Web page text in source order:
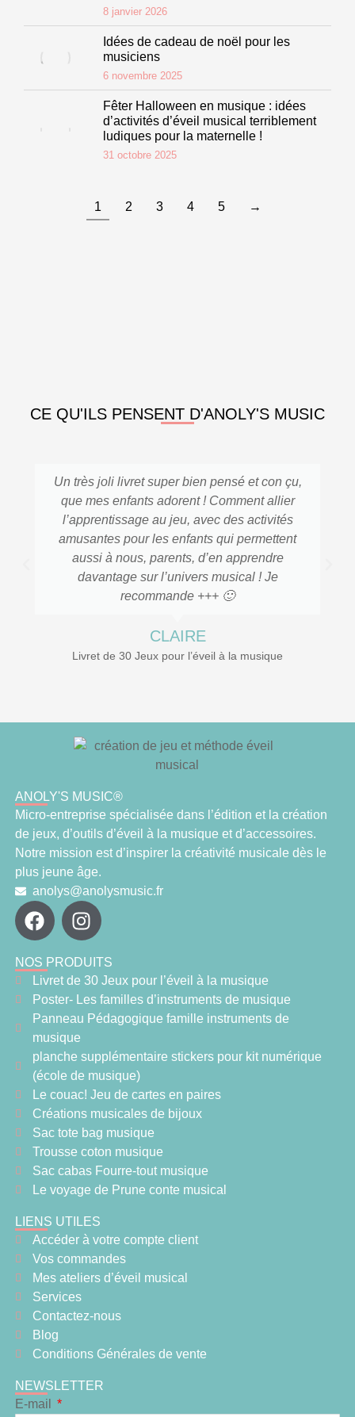
8 janvier 2026
Idées de cadeau de noël pour les
musiciens
6 novembre 2025
Fêter Halloween en musique : idées
d’activités d’éveil musical terriblement
ludiques pour la maternelle !
31 octobre 2025
1 2 3 4 5 →
CE QU'ILS PENSENT D'ANOLY'S MUSIC
Un très joli livret super bien pensé et con çu,
que mes enfants adorent ! Comment allier
l’apprentissage au jeu, avec des activités
amusantes pour les enfants qui permettent
aussi à nous, parents, d’en apprendre
davantage sur l’univers musical ! Je
recommande +++ 🙂
CLAIRE
Livret de 30 Jeux pour l’éveil à la musique
ANOLY'S MUSIC®
Micro-entreprise spécialisée dans l’édition et la création
de jeux, d’outils d’éveil à la musique et d’accessoires.
Notre mission est d’inspirer la créativité musicale dès le
plus jeune âge.
anolys@anolysmusic.fr
NOS PRODUITS
Livret de 30 Jeux pour l’éveil à la musique
Poster- Les familles d’instruments de musique
Panneau Pédagogique famille instruments de
musique
planche supplémentaire stickers pour kit numérique
(école de musique)
Le couac! Jeu de cartes en paires
Créations musicales de bijoux
Sac tote bag musique
Trousse coton musique
Sac cabas Fourre-tout musique
Le voyage de Prune conte musical
LIENS UTILES
Accéder à votre compte client
Vos commandes
Mes ateliers d’éveil musical
Services
Contactez-nous
Blog
Conditions Générales de vente
NEWSLETTER
E-mail